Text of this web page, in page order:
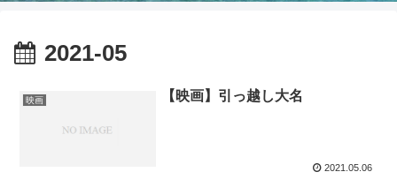
2021-05
映画 【映画】引っ越し大名
2021.05.06